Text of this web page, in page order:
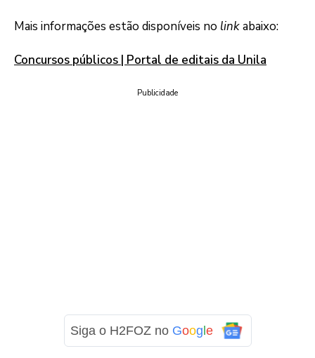
Mais informações estão disponíveis no linkabaixo:
Concursos públicos | Portal de editais da Unila
Publicidade
Siga o H2FOZ no Google